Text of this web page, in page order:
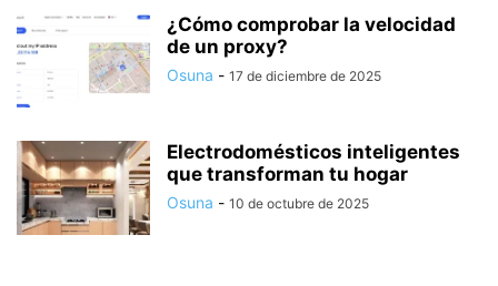
¿Cómo comprobar la velocidad
de un proxy?
Osuna - 17 de diciembre de 2025
Electrodomésticos inteligentes
que transforman tu hogar
Osuna - 10 de octubre de 2025